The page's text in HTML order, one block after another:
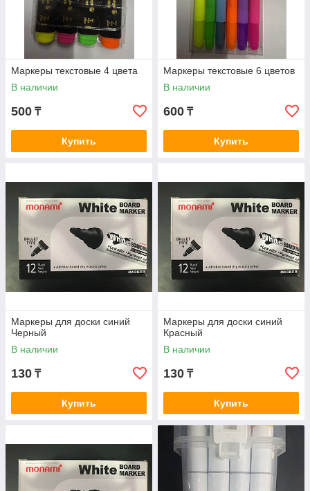
Маркеры текстовые 4 цвета
В наличии
500 ₸
Купить
Маркеры текстовые 6 цветов
В наличии
600 ₸
Купить
Маркеры для доски синий
Черный
В наличии
130 ₸
Купить
Маркеры для доски синий
Красный
В наличии
130 ₸
Купить